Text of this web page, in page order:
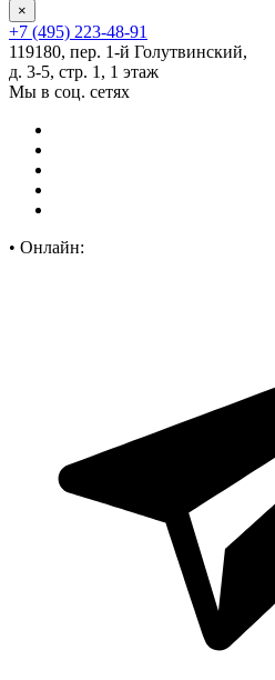
×
+7 (495) 223-48-91
119180, пер. 1-й Голутвинский,
д. 3-5, стр. 1, 1 этаж
Мы в соц. сетях
• Онлайн: